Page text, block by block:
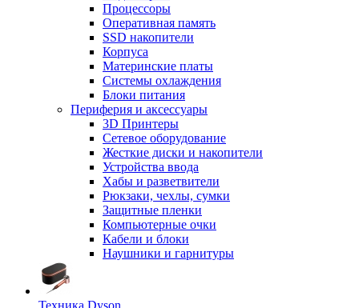
Процессоры
Оперативная память
SSD накопители
Корпуса
Материнские платы
Системы охлаждения
Блоки питания
Периферия и аксессуары
3D Принтеры
Сетевое оборудование
Жесткие диски и накопители
Устройства ввода
Хабы и разветвители
Рюкзаки, чехлы, сумки
Защитные пленки
Компьютерные очки
Кабели и блоки
Наушники и гарнитуры
Техника Dyson